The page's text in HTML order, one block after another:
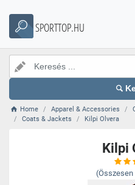
SPORTTOP.HU
Home Apparel & Accessories
Coats & Jackets
Kilpi Olvera
Kilpi
(Összesen